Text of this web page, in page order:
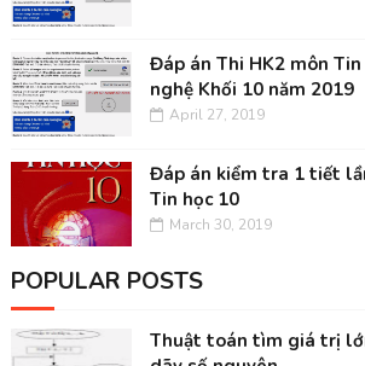
Đáp án Thi HK2 môn Tin
nghệ Khối 10 năm 2019
April 27, 2019
Đáp án kiểm tra 1 tiết
Tin học 10
March 30, 2019
POPULAR POSTS
Thuật toán tìm giá trị